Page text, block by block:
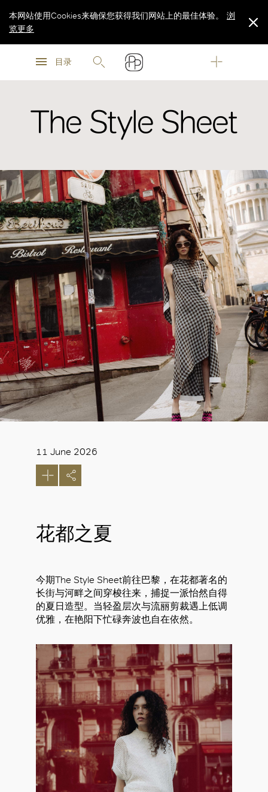
浏
目录
本网站使用Cookies来确保您获得我们网站上的最佳体验。
浏
览更多
The Style Sheet
11 June 2026
花都之夏
今期The Style Sheet前往巴黎，在花都著名的
长街与河畔之间穿梭往来，捕捉一派怡然自得
的夏日造型。当轻盈层次与流丽剪裁遇上低调
优雅，在艳阳下忙碌奔波也自在依然。